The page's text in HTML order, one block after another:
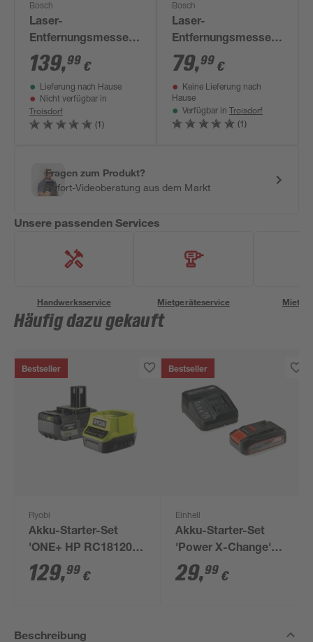
Bosch
Laser-
Entfernungsmesser
'Professional GLM
50-22' mit
Schutztasche und
Halterung
139,99 €
Lieferung nach Hause
Nicht verfügbar in
Troisdorf
(1)
Bosch
Laser-
Entfernungsmesser
'Professional GLM
40'
79,99 €
Keine Lieferung nach
Hause
Verfügbar in Troisdorf
(1)
Fragen zum Produkt?
Sofort-Videoberatung aus dem Markt
Unsere passenden Services
Handwerksservice Mietgeräteservice
Häufig dazu gekauft
Bestseller
Ryobi
Akku-Starter-Set
'ONE+ HP RC18120-
150X' 18 V 5,0 Ah mit
Akku und Ladegerät
129,99 €
Bestseller
Einhell
Akku-Starter-Set
'Power X-Change'
Ladegerät und Akku
18 V 2,5 Ah
29,99 €
Beschreibung